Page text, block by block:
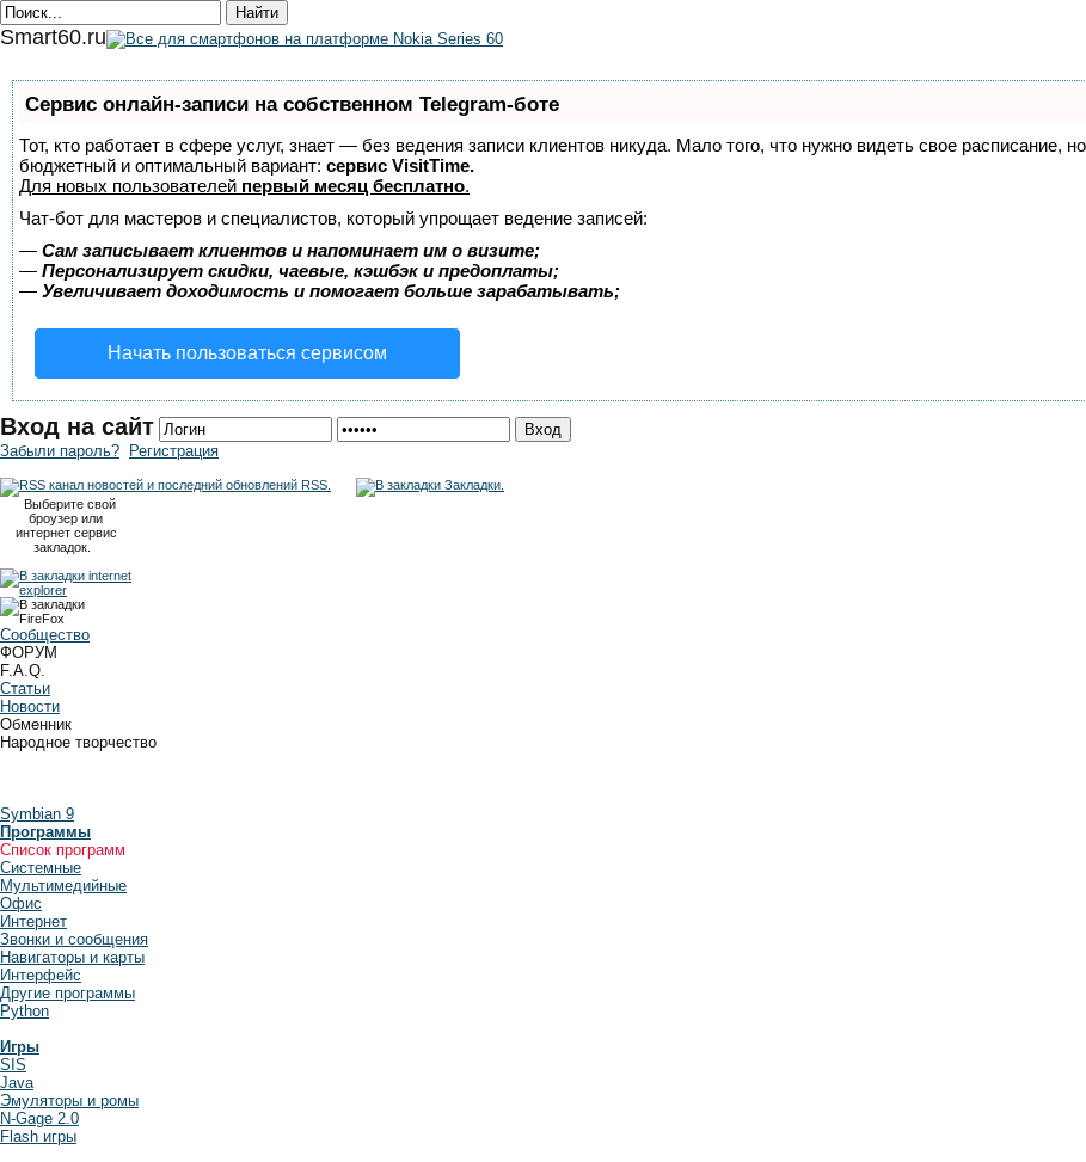
Smart60.ru
Сервис онлайн-записи на собственном Telegram-боте
Тот, кто работает в сфере услуг, знает — без ведения записи клиентов никуда. Мало того, что нужно видеть свое
бюджетный и оптимальный вариант: сервис VisitTime.
Для новых пользователей первый месяц бесплатно.
Чат-бот для мастеров и специалистов, который упрощает ведение записей:
— Сам записывает клиентов и напоминает им о визите;
— Персонализирует скидки, чаевые, кэшбэк и предоплаты;
— Увеличивает доходимость и помогает больше зарабатывать;
Начать пользоваться сервисом
Вход на сайт
Забыли пароль? Регистрация
RSS.
Закладки.
Выберите свой
броузер или
интернет сервис
закладок.
Сообщество
ФОРУМ
F.A.Q.
Статьи
Новости
Обменник
Народное творчество
Symbian 9
Программы
Список программ
Системные
Мультимедийные
Офис
Интернет
Звонки и сообщения
Навигаторы и карты
Интерфейс
Другие программы
Python
Игры
SIS
Java
Эмуляторы и ромы
N-Gage 2.0
Flash игры